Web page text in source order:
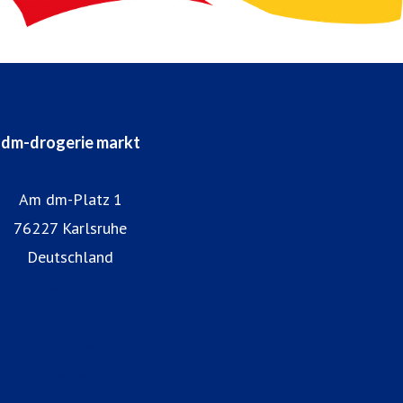
dm-drogerie markt
Am dm-Platz 1
76227 Karlsruhe
Deutschland